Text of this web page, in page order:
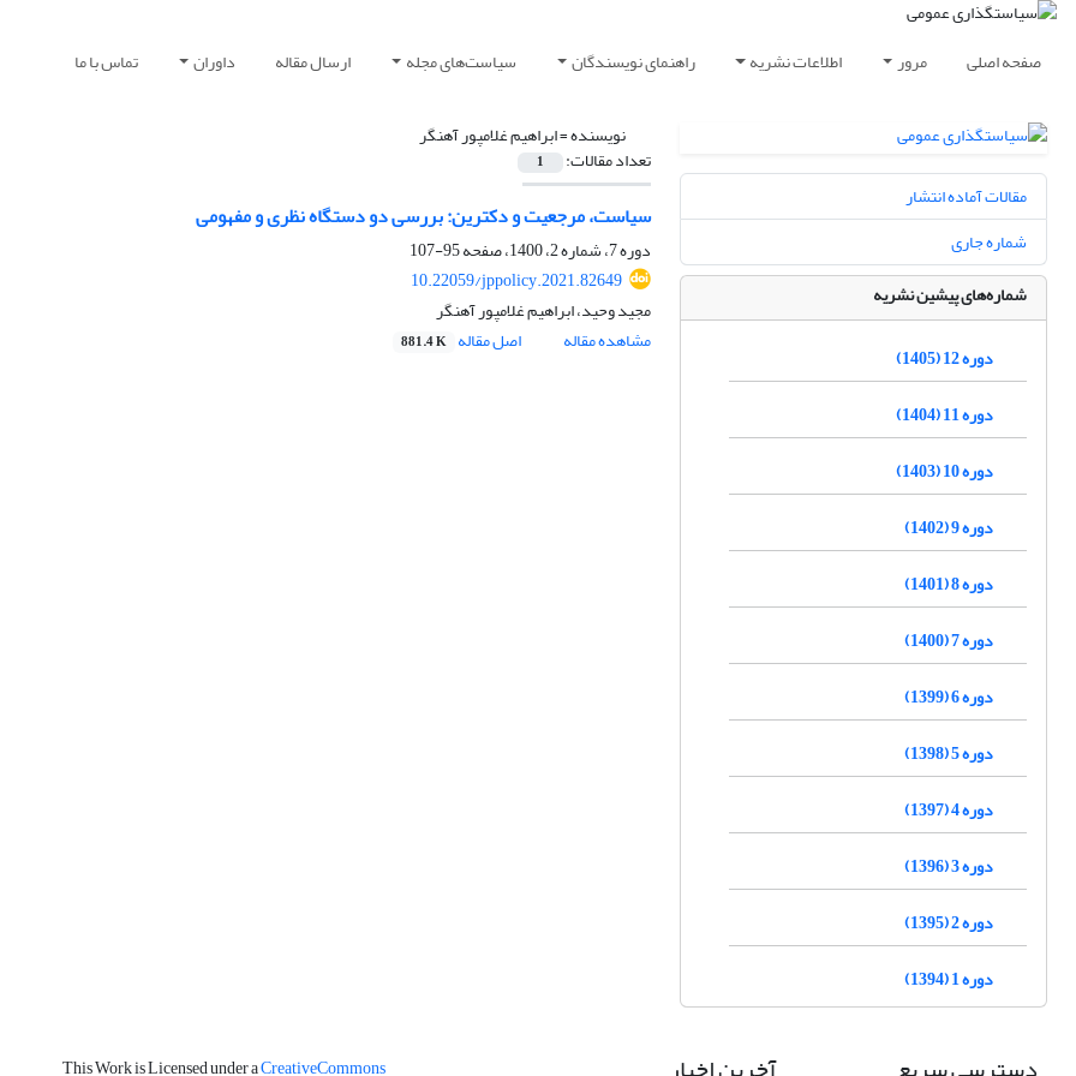
صفحه اصلی مرور اطلاعات نشریه راهنمای نویسندگان سیاست‌های مجله ارسال مقاله داوران تماس با ما
نویسنده =ابراهیم غلامپور آهنگر
تعداد مقالات: 1
سیاست، مرجعیت و دکترین: بررسی دو دستگاه نظری و مفهومی
دوره 7، شماره 2، 1400، صفحه
95-107
10.22059/jppolicy.2021.82649
مجید وحید، ابراهیم غلامپور آهنگر
مشاهده مقاله
اصل مقاله 881.4 K
مقالات آماده انتشار
شماره جاری
شماره‌های پیشین نشریه
دوره 12 (1405)
دوره 11 (1404)
دوره 10 (1403)
دوره 9 (1402)
دوره 8 (1401)
دوره 7 (1400)
دوره 6 (1399)
دوره 5 (1398)
دوره 4 (1397)
دوره 3 (1396)
دوره 2 (1395)
دوره 1 (1394)
This Work is Licensed under aCreativeCommons